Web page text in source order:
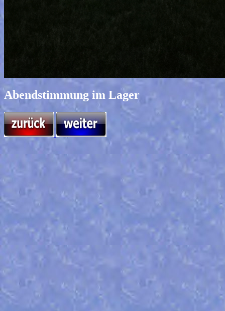
Abendstimmung im Lager